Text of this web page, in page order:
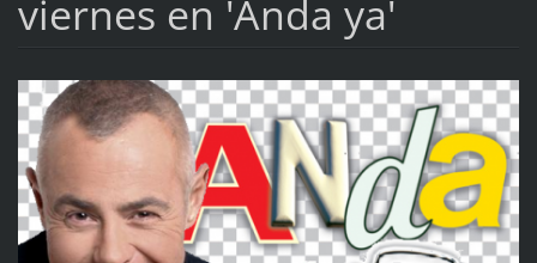
viernes en 'Anda ya'